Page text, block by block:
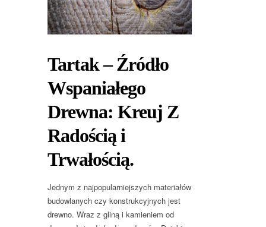
Tartak – Źródło
Wspaniałego
Drewna: Kreuj Z
Radością i
Trwałością.
Jednym z najpopularniejszych materiałów
budowlanych czy konstrukcyjnych jest
drewno. Wraz z gliną i kamieniem od